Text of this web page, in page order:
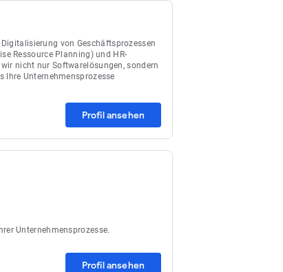
von Geschäftsprozessen
Ressource Planning) und HR-
nicht nur Softwarelösungen, sondern
Ihre Unternehmensprozesse
Profil ansehen
Unternehmensprozesse.
Profil ansehen